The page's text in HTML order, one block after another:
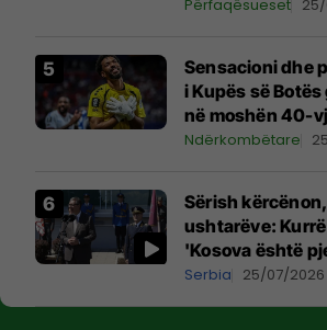
tyre shkakton
Përfaqësueset
Sensacioni dhe
i Kupës së
në moshën 40-
nënshkruan me
Ndërkombëtare
Sërish
ushtarëve:
'Kosova është
Serbia 25/07/2026